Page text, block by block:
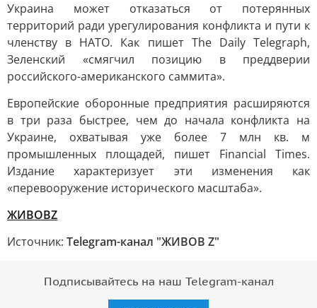
Украина может отказаться от потерянных
территорий ради урегулирования конфликта и пути к
членству в НАТО. Как пишет The Daily Telegraph,
Зеленский «смягчил позицию в преддверии
российского-американского саммита».
Европейские оборонные предприятия расширяются
в три раза быстрее, чем до начала конфликта на
Украине, охватывая уже более 7 млн кв. м
промышленных площадей, пишет Financial Times.
Издание характеризует эти изменения как
«перевооружение исторического масштаба».
ЖИВОВZ
Источник: Telegram-канал "ЖИВОВ Z"
Подписывайтесь на наш Telegram-канал